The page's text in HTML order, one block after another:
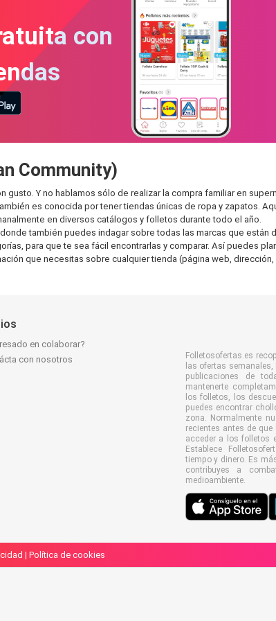
con
Community)
Y no hablamos sólo de realizar la compra familiar en
es conocida por tener tiendas únicas de ropa y zapatos.
en diversos catálogos y folletos durante todo el año.
también puedes indagar sobre todas las marcas que están
para que te sea fácil encontrarlas y comparar. Así puedes
que necesitas sobre cualquier tienda (página web,
en colaborar?
con nosotros
Folletosofertas.es
las ofertas
publicaciones de
mantenerte
los folletos, los
puedes encontrar
zona. Normalmente
recientes antes de
acceder a los folletos
Establece
tiempo y dinero. Es
contribuyes a
medioambiente.
| Política de cookies